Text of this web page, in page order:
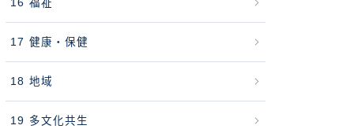
16 福祉
17 健康・保健
18 地域
19 多文化共生